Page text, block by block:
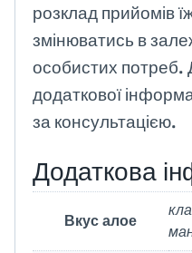
розклад прийомів
змінюватись в
особистих
додаткової
за консультацією.
Додаткова
Вкус алое